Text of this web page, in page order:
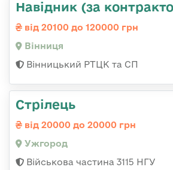
Навідник (за
від 20100 до 120000 грн
Вінниця
Вінницький РТЦК та СП
Стрілець
від 20000 до 20000 грн
Ужгород
Військова частина 3115 НГУ